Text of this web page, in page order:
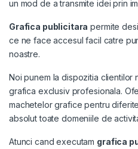
un mod de a transmite idei prin
Grafica publicitara permite
ce ne face accesul facil catre
noastre.
Noi punem la dispozitia clientilor
grafica exclusiv profesionala.
machetelor grafice pentru
absolut toate domeniile de
Atunci cand executam grafica